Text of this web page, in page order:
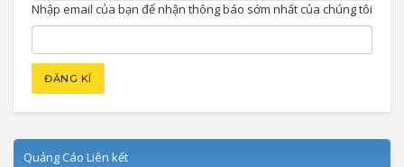
Nhập email của bạn để nhận thông báo sớm nhất của chúng tôi
Quảng Cáo Liên kết